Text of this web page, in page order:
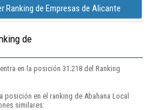
Ranking de Empresas de Alicante
de
en la posición 31.218 del Ranking
en el ranking de Abahana Local
similares: